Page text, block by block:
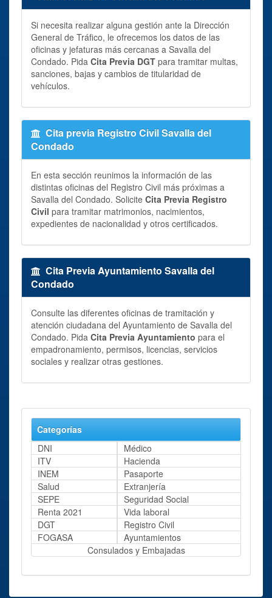
Si necesita realizar alguna gestión ante la Dirección
General de Tráfico, le ofrecemos los datos de las
oficinas y jefaturas más cercanas a Savalla del
Condado. Pida Cita Previa DGT para tramitar multas,
sanciones, bajas y cambios de titularidad de
vehículos.
Cita previa Registro Civil Savalla del
Condado
En esta sección reunimos la información de las
distintas oficinas del Registro Civil más próximas a
Savalla del Condado. Solicite Cita Previa Registro
Civil para tramitar matrimonios, nacimientos,
expedientes de nacionalidad y otros certificados.
Cita Previa Ayuntamiento Savalla del
Condado
Consulte las diferentes oficinas de tramitación y
atención ciudadana del Ayuntamiento de Savalla del
Condado. Pida Cita Previa Ayuntamiento para el
empadronamiento, permisos, licencias, servicios
sociales y realizar otras gestiones.
Categorías
DNI
Médico
ITV
Hacienda
INEM
Pasaporte
Salud
Extranjería
SEPE
Seguridad Social
Renta 2021
Vida laboral
DGT
Registro Civil
FOGASA
Ayuntamientos
Consulados y Embajadas